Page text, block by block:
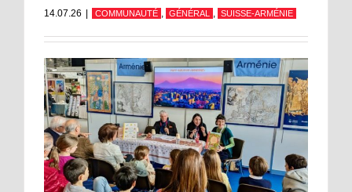
14.07.26 COMMUNAUTÉ , GÉNÉRAL , SUISSE-ARMÉNIE